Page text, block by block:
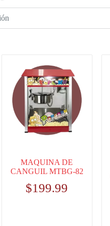
MAQUINA DE
CANGUIL MTBG-82
$199.99